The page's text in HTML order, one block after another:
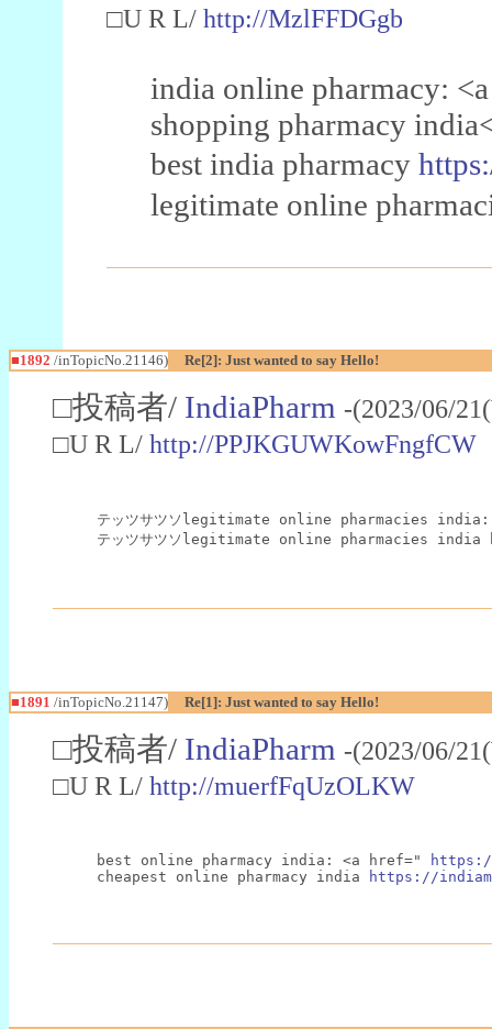
□U R L/ http://MzlFFDGgb
india online pharmacy:
shopping pharmacy
best india pharmacy
legitimate online
■1892 /inTopicNo.21146) Re[2]: Just wanted to say Hello!
□投稿者/ IndiaPharm -(2023/06/
□U R L/ http://PPJKGUWKowFngfCW
テッツサツソlegitimate online pharmacies
テッツサツソlegitimate online pharmacies india
■1891 /inTopicNo.21147) Re[1]: Just wanted to say Hello!
□投稿者/ IndiaPharm -(2023/06/
□U R L/ http://muerfFqUzOLKW
best online pharmacy india: <a href="
cheapest online pharmacy india
https://